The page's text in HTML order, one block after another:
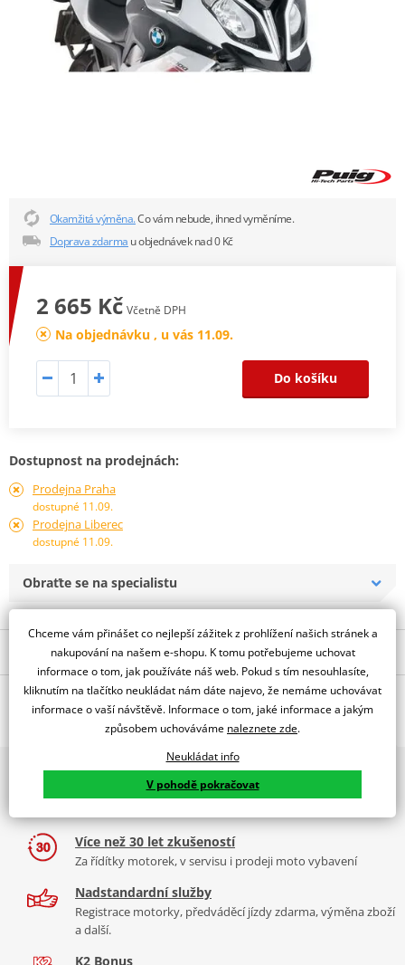
Okamžitá výměna.Co vám nebude, ihned vyměníme.
Doprava zdarma u objednávek nad 0 Kč
2 665 Kč Včetně DPH
Na objednávku , u vás 11.09.
Do košíku
Dostupnost na prodejnách:
Prodejna Praha
dostupné 11.09.
Prodejna Liberec
dostupné 11.09.
Obraťte se na specialistu
Popis a parametry
Jsme autorizovaný
dealer značky PUIG
RACING SCREEN BMW S1000XR 15'-17' C/RED
Tabulka velikostí
Co když mi to nebude
O výrobci
PUIG byl založen v roce 1964 ve Španělsku. Vyrábí se ve městě
Granollers poblíž Barcelony na ploše 8 000 m² v objektu, který se
dělí na 3 části: komerční, odlitkovou a kovových součástek. Již 40
let se účastní nejslavnějších závodů motocyklů po celém světě. V
naší nabídce naleznete doplňky a příslušenství například: plexi,
padací protektory a mnoho dalšího.
Zobrazit všechny produktyznačky PUIG
2x multibrand showroom
9 značek motocyklů, servis, oblečení, doplňky i náhradní
Více než 30 let zkušeností
Za řídítky motorek, v servisu i prodeji moto vybavení
Nadstandardní služby
Registrace motorky, předváděcí jízdy zdarma, výměna zboží
a další.
K2 Bonus
Chceme vám přinášet co nejlepší zážitek z prohlížení našich stránek a
nakupování na našem e-shopu. K tomu potřebujeme uchovat
informace o tom, jak používáte náš web. Pokud s tím nesouhlasíte,
kliknutím na tlačítko neukládat nám dáte najevo, že nemáme uchovávat
informace o vaší návštěvě. Informace o tom, jaké informace a jakým
způsobem uchováváme naleznete zde.
Neukládat info
V pohodě pokračovat